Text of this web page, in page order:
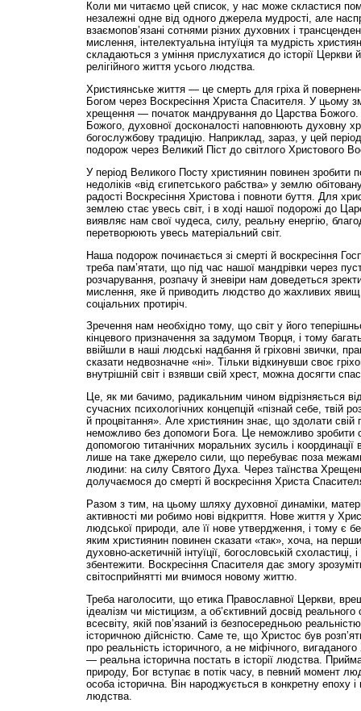
Коли ми читаємо цей список, у нас може скластися
незалежні одне від одного джерела мудрості, але
взаємопов’язані сотнями різних духовних і
мислення, інтелектуальна інтуїція та мудрість
складаються з уміння прислухатися до історії Церкви
релігійного життя усього людства.
Християнське життя — це смерть для гріха й
Богом через Воскресіння Христа Спасителя. У цьому
хрещення — початок мандрування до Царства
Божого, духовної досконалості наповнюють духовну
богослужбову традицію. Наприклад, зараз, у цей
подорож через Великий Піст до світлого Христового
У період Великого Посту християнин повинен зробити
недоліків «від єгипетського рабства» у землю
радості Воскресіння Христова і повноти буття. Для
землею стає увесь світ, і в ході нашої подорожі до
виявляє нам свої чудеса, силу, реальну енергію,
перетворюють увесь матеріальний світ.
Наша подорож починається зі смерті й воскресіння
треба пам’ятати, що під час нашої мандрівки через
розчарування, розпачу й зневіри нам доведеться
мислення, яке й приводить людство до жахливих явищ
соціальних протиріч.
Зречення нам необхідно тому, що світ у його
кінцевого призначення за задумом Творця, і тому
ввійшли в наші людські надбання й гріховні звички,
сказати недвозначне «ні». Тільки відкинувши своє
внутрішній світ і взявши свій хрест, можна досягти
Це, як ми бачимо, радикальним чином відрізняється
сучасних психологічних концепцій «пізнай себе, твій
й процвітання». Але християнин знає, що здолати свій
неможливо без допомоги Бога. Це неможливо зробити
допомогою титанічних моральних зусиль і
лише на таке джерело сили, що перебуває поза
людини: на силу Святого Духа. Через таїнства
долучаємося до смерті й воскресіння Христа
Разом з тим, на цьому шляху духовної динаміки,
активності ми робимо нові відкриття. Нове життя у
людської природи, але її нове утвердження, і тому є
яким християнин повинен сказати «так», хоча, на
духовно-аскетичній інтуїції, богословській
збентежити. Воскресіння Спасителя дає змогу
світосприйнятті ми вчимося новому життю.
Треба наголосити, що етика Православної Церкви,
ідеалізм чи містицизм, а об’єктивний досвід
всесвіту, якій пов’язаний із безпосередньою
історичною дійсністю. Саме те, що Христос був
про реальність історичного, а не міфічного,
— реальна історична постать в історії людства.
природу, Бог вступає в потік часу, в певний момент
особа історична. Він народжується в конкретну епоху і
людства.